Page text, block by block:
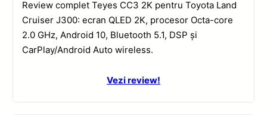
Review complet Teyes CC3 2K pentru Toyota Land
Cruiser J300: ecran QLED 2K, procesor Octa-core
2.0 GHz, Android 10, Bluetooth 5.1, DSP și
CarPlay/Android Auto wireless.
Vezi review!